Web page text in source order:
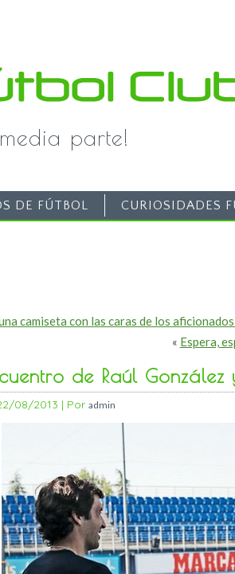
parte!
DE FÚTBOL CURIOSIDADES
camiseta con las caras de los
« Espera,
de Raúl González
08/2013 | Por admin